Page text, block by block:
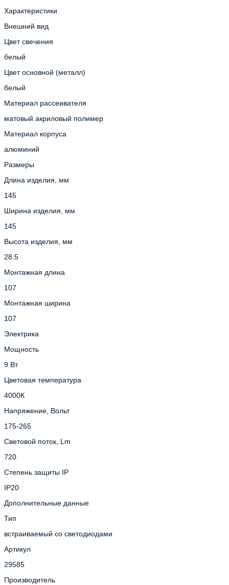
Характеристики
Внешний вид
Цвет свечения
белый
Цвет основной (металл)
белый
Материал рассеивателя
матовый акриловый полимер
Материал корпуса
алюминий
Размеры
Длина изделия, мм
145
Ширина изделия, мм
145
Высота изделия, мм
28.5
Монтажная длина
107
Монтажная ширина
107
Электрика
Мощность
9 Вт
Цветовая температура
4000К
Напряжение, Вольт
175-265
Световой поток, Lm
720
Степень защиты IP
IP20
Дополнительные данные
Тип
встраиваемый со светодиодами
Артикул
29585
Производитель